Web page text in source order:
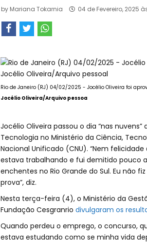
by Mariana Tokarnia 04 de Fevereiro, 2025
Rio de Janeiro (RJ) 04/02/2025 - Jocélio Oliveira foi
Jocélio Oliveira/Arquivo pessoa
Jocélio Oliveira passou o dia “nas
Tecnologia no Ministério da Ciência,
Nacional Unificado (CNU). “Nem
estava trabalhando e fui demitido pouco
enchentes no Rio Grande do Sul. Eu não
prova”, diz.
Nesta terça-feira (4), o Ministério da
Fundação Cesgranrio divulgaram os
Quando perdeu o emprego, o concurso,
estava estudando como se minha vida